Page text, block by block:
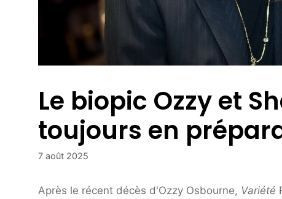
Le biopic Ozzy et
toujours en
7 août 2025
Après le récent décès d'Ozzy Osbourne, Variété